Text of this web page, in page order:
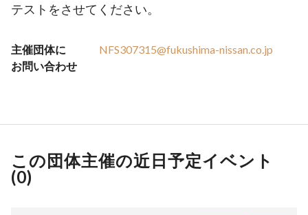
テストをさせてください。
主催団体に
お問い合わせ
NFS307315@fukushima-nissan.co.jp
この団体主催の近日予定イベント
(0)